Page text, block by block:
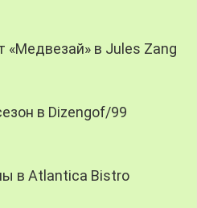
«Медвезай» в Jules Zang
в Dizengof/99
в Atlantica Bistro